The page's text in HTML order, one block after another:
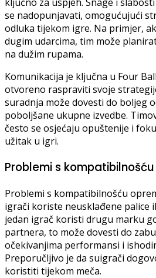
se nadopunjavati, omogućujući
odluka tijekom igre. Na primjer,
dugim udarcima, tim može
na dužim rupama.
Komunikacija je ključna u Four
otvoreno raspraviti svoje
suradnja može dovesti do boljeg
poboljšane ukupne izvedbe.
često se osjećaju opuštenije i
užitak u igri.
Problemi s
Problemi s kompatibilnošću
igrači koriste neusklađene palice
jedan igrač koristi drugu marku
partnera, to može dovesti do
očekivanjima performansi i
Preporučljivo je da suigrači
koristiti tijekom meča.